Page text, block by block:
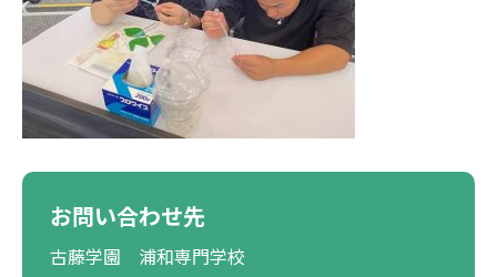
お問い合わせ先
古藤学園 浦和専門学校